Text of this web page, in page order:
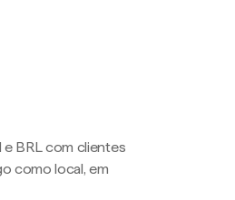
e BRL com clientes
como local, em